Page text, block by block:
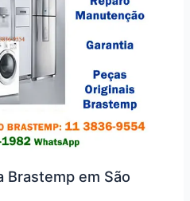
Brastemp em São